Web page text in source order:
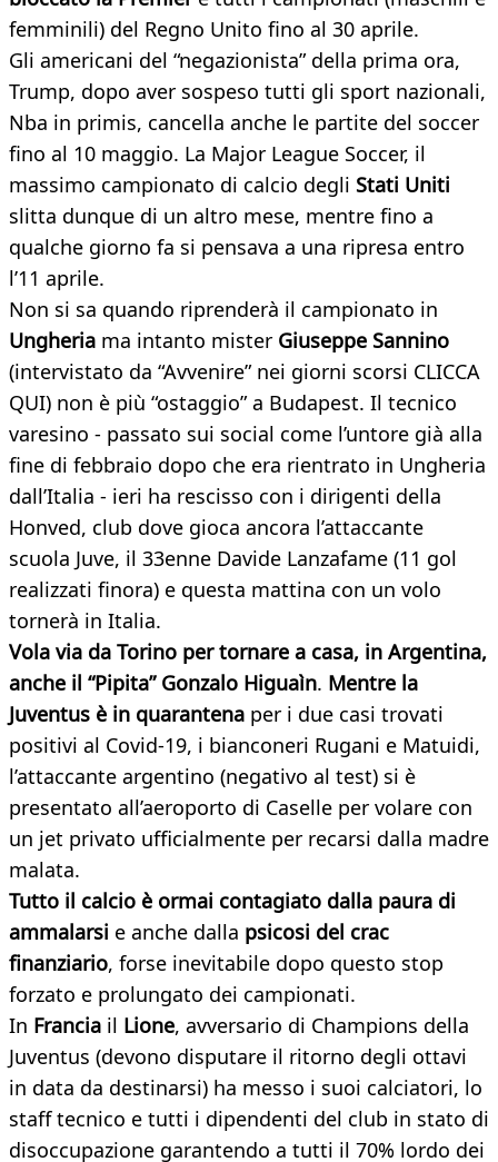
femminili) del Regno Unito fino al 30 aprile.
Gli americani del “negazionista” della prima ora,
Trump, dopo aver sospeso tutti gli sport nazionali,
Nba in primis, cancella anche le partite del soccer
fino al 10 maggio. La Major League Soccer, il
massimo campionato di calcio degli Stati Uniti
slitta dunque di un altro mese, mentre fino a
qualche giorno fa si pensava a una ripresa entro
l’11 aprile.
Non si sa quando riprenderà il campionato in
Ungheria ma intanto mister Giuseppe Sannino
(intervistato da “Avvenire” nei giorni scorsi CLICCA
QUI) non è più “ostaggio” a Budapest. Il tecnico
varesino - passato sui social come l’untore già alla
fine di febbraio dopo che era rientrato in Ungheria
dall’Italia - ieri ha rescisso con i dirigenti della
Honved, club dove gioca ancora l’attaccante
scuola Juve, il 33enne Davide Lanzafame (11 gol
realizzati finora) e questa mattina con un volo
tornerà in Italia.
Vola via da Torino per tornare a casa, in Argentina,
anche il “Pipita” Gonzalo Higuaìn. Mentre la
Juventus è in quarantena per i due casi trovati
positivi al Covid-19, i bianconeri Rugani e Matuidi,
l’attaccante argentino (negativo al test) si è
presentato all’aeroporto di Caselle per volare con
un jet privato ufficialmente per recarsi dalla madre
malata.
Tutto il calcio è ormai contagiato dalla paura di
ammalarsi e anche dalla psicosi del crac
finanziario, forse inevitabile dopo questo stop
forzato e prolungato dei campionati.
In Francia il Lione, avversario di Champions della
Juventus (devono disputare il ritorno degli ottavi
in data da destinarsi) ha messo i suoi calciatori, lo
staff tecnico e tutti i dipendenti del club in stato di
disoccupazione garantendo a tutti il 70% lordo dei